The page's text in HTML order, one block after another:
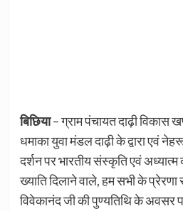
बिछिया– ग्राम पंचायत दाढ़ी विकास
धमाका युवा मंडल दाढ़ी के द्वारा एवं
दर्शन पर भारतीय संस्कृति एवं अध्यात्म
ख्याति दिलाने वाले, हम सभी के प्रेरणा
विवेकानंद जी की पुण्यतिथि के अवसर